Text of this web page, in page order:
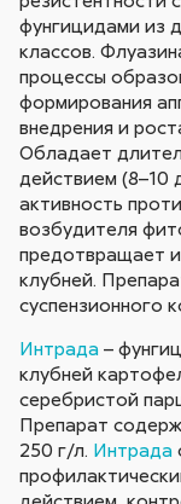
фунгицидами из
классов.
процессы
формирования
внедрения и
Обладает
действием (8–10
активность
возбудителя
предотвращает
клубней.
суспензионного
Интрада –
клубней
серебристой
Препарат
250 г/л. Интрада